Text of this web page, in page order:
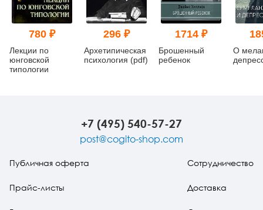
780 ₽
Лекции по
юнговской
типологии
296 ₽
Архетипическая
психология (pdf)
1714 ₽
Брошенный
ребенок
О
+7 (495) 540-57-27
post@cogito-shop.com
Публичная оферта
Прайс-листы
Сотрудничество
Доставка